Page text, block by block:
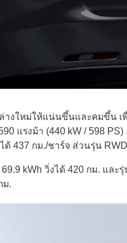
างใหม่ให้แน่นขึ้นและคมขึ้น เ
แรงม้า (440 kW / 598
ด้ 437 กม./ชาร์จ ส่วนรุ่น
kWh วิ่งได้ 420 กม. และ
ม.